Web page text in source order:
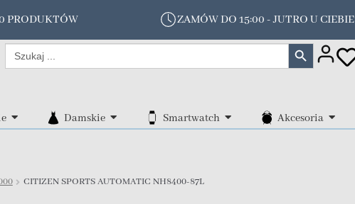
PRODUKTÓW ZAMÓW DO 15:00 - JUTRO U CIEBIE
Search
for:
Search Button
Damskie Smartwatch Akcesoria
CITIZEN SPORTS AUTOMATIC NH8400-87L